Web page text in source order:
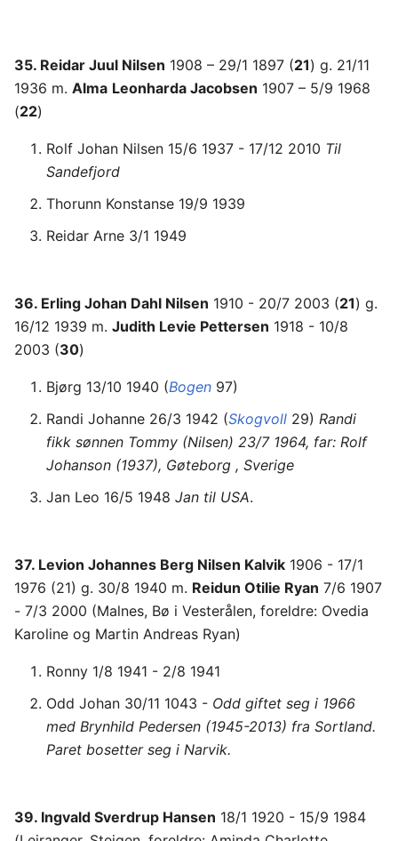
35. Reidar Juul Nilsen 1908 – 29/1 1897 (21) g. 21/11
1936 m. Alma Leonharda Jacobsen 1907 – 5/9 1968
(22)
Rolf Johan Nilsen 15/6 1937 - 17/12 2010 Til
Sandefjord
Thorunn Konstanse 19/9 1939
Reidar Arne 3/1 1949
36. Erling Johan Dahl Nilsen 1910 - 20/7 2003 (21) g.
16/12 1939 m. Judith Levie Pettersen 1918 - 10/8
2003 (30)
Bjørg 13/10 1940 (Bogen 97)
Randi Johanne 26/3 1942 (Skogvoll 29) Randi
fikk sønnen Tommy (Nilsen) 23/7 1964, far: Rolf
Johanson (1937), Gøteborg , Sverige
Jan Leo 16/5 1948 Jan til USA.
37. Levion Johannes Berg Nilsen Kalvik 1906 - 17/1
1976 (21) g. 30/8 1940 m. Reidun Otilie Ryan 7/6 1907
- 7/3 2000 (Malnes, Bø i Vesterålen, foreldre: Ovedia
Karoline og Martin Andreas Ryan)
Ronny 1/8 1941 - 2/8 1941
Odd Johan 30/11 1043 - Odd giftet seg i 1966
med Brynhild Pedersen (1945-2013) fra Sortland.
Paret bosetter seg i Narvik.
39. Ingvald Sverdrup Hansen 18/1 1920 - 15/9 1984